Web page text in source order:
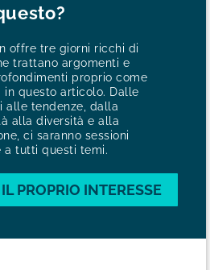
offre tre giorni ricchi di
trattano argomenti e
proprio come
in questo articolo. Dalle
alle tendenze, dalla
alla diversità e alla
ci saranno sessioni
a tutti questi temi.
PROPRIO INTERESSE